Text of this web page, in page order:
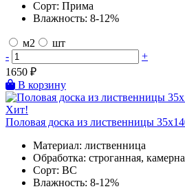
Сорт: Прима
Влажность: 8-12%
м2
шт
-
+
1650 ₽
В корзину
Хит!
Половая доска из лиственницы
Материал: лиственница
Обработка: строганная,
Сорт: BC
Влажность: 8-12%